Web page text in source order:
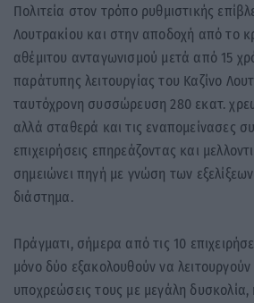
Πολιτεία στον τρόπο ρυθμιστικής
Λουτρακίου και στην αποδοχή από το
αθέμιτου ανταγωνισμού μετά από 15
παράτυπης λειτουργίας του Καζίνο
ταυτόχρονη συσσώρευση 280 εκατ.
αλλά σταθερά και τις εναπομείνασες
επιχειρήσεις επηρεάζοντας και
σημειώνει πηγή με γνώση των
διάστημα.
Πράγματι, σήμερα από τις 10
μόνο δύο εξακολουθούν να
υποχρεώσεις τους με μεγάλη